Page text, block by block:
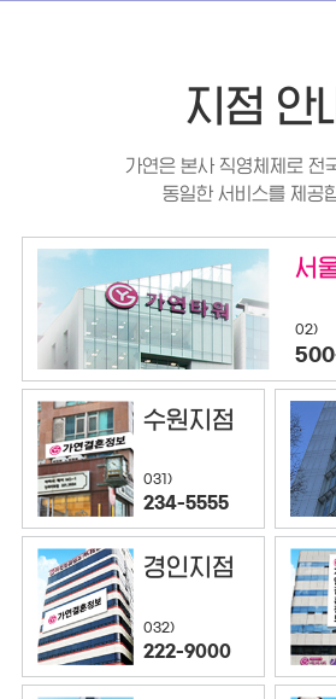
지점 안
가연은 본사 직영체제로 전
동일한 서비스를 제공
서
02)
수원지점
031)
234-5555
경인지점
032)
222-9000